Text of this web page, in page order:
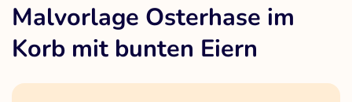
Malvorlage Osterhase im
Korb mit bunten Eiern